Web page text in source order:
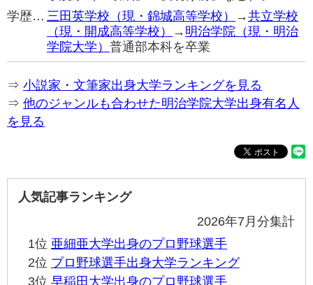
学歴… 三田英学校（現・錦城高等学校） →共立学校
（現・開成高等学校）
→ 明治学院（現・明治
学院大学） 普通部本科を卒業
⇒ 小説家・文筆家出身大学ランキングを見る
⇒ 他のジャンルも合わせた明治学院大学出身有名人
を見る
人気記事ランキング
2026年7月分集計
1位 亜細亜大学出身のプロ野球選手
2位 プロ野球選手出身大学ランキング
3位 早稲田大学出身のプロ野球選手